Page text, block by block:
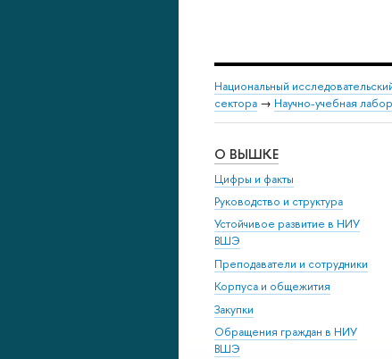
Национальный
сектора → Научно-учебная
О ВЫШКЕ
Цифры и факты
Руководство и структура
Устойчивое развитие в НИУ
ВШЭ
Преподаватели и сотрудники
Корпуса и общежития
Закупки
Обращения граждан в НИУ
ВШЭ